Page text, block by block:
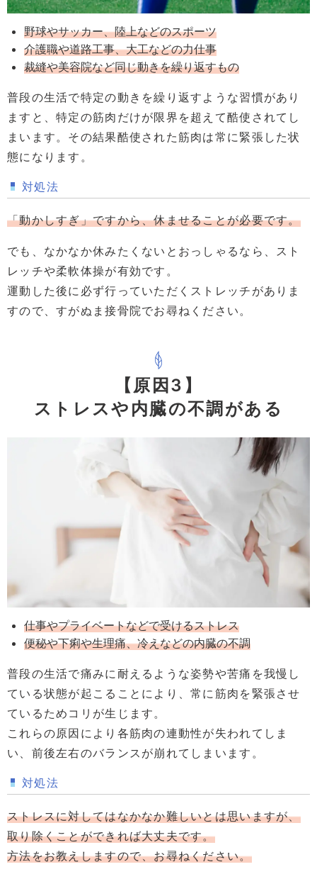
野球やサッカー、陸上などのスポーツ
介護職や道路工事、大工などの力仕事
裁縫や美容院など同じ動きを繰り返すもの
普段の生活で特定の動きを繰り返すような習慣があり
ますと、特定の筋肉だけが限界を超えて酷使されてし
まいます。その結果酷使された筋肉は常に緊張した状
態になります。
対処法
「動かしすぎ」ですから、休ませることが必要です。
でも、なかなか休みたくないとおっしゃるなら、スト
レッチや柔軟体操が有効です。
運動した後に必ず行っていただくストレッチがありま
すので、すがぬま接骨院でお尋ねください。
【原因3】
ストレスや内臓の不調がある
仕事やプライベートなどで受けるストレス
便秘や下痢や生理痛、冷えなどの内臓の不調
普段の生活で痛みに耐えるような姿勢や苦痛を我慢し
ている状態が起こることにより、常に筋肉を緊張させ
ているためコリが生じます。
これらの原因により各筋肉の連動性が失われてしま
い、前後左右のバランスが崩れてしまいます。
対処法
ストレスに対してはなかなか難しいとは思いますが、
取り除くことができれば大丈夫です。
方法をお教えしますので、お尋ねください。